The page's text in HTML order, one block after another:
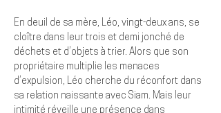
En deuil de sa mère, Léo, vingt-deux ans, se
cloître dans leur trois et demi jonché de
déchets et d’objets à trier. Alors que son
propriétaire multiplie les menaces
d’expulsion, Léo cherche du réconfort dans
sa relation naissante avec Siam. Mais leur
intimité réveille une présence dans